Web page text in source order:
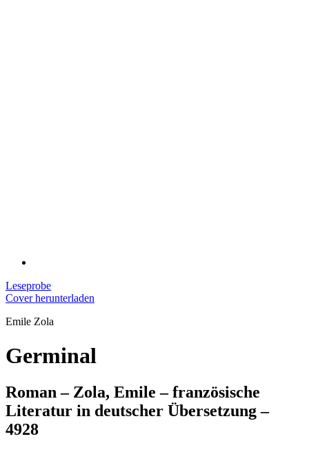
Leseprobe
Cover herunterladen
Emile Zola
Germinal
Roman – Zola, Emile – französische
Literatur in deutscher Übersetzung –
4928